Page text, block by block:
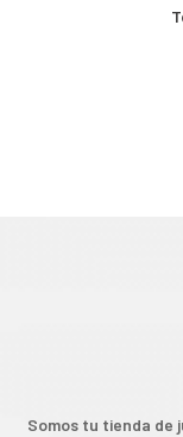
Somos tu tienda de